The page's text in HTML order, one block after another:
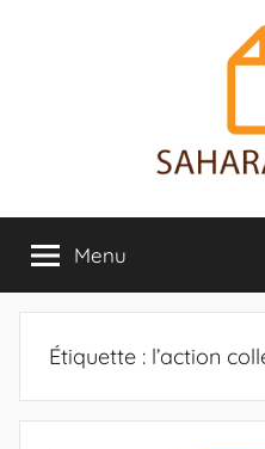
Sahara
News
sur
le
Sahara
révélée
Menu
Étiquette : l’action